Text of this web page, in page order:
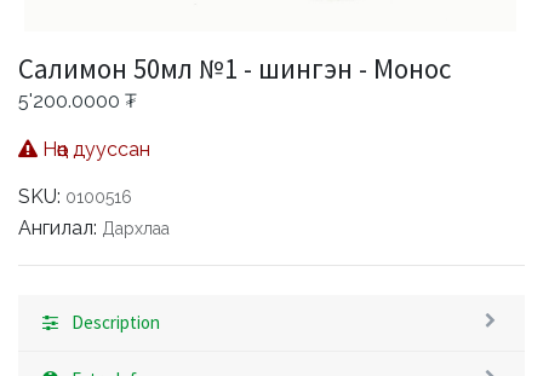
Салимон 50мл №1 - шингэн - Монос
5'200.0000 ₮
Нөөц дууссан
SKU: 0100516
Ангилал: Дархлаа
Description